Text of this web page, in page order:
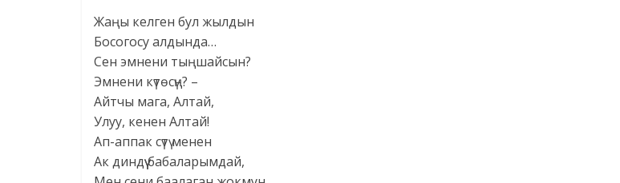
Жаңы келген бул жылдын
Босогосу алдында…
Сен эмнени тыңшайсын?
Эмнени күтөсүң? –
Айтчы мага, Алтай,
Улуу, кенен Алтай!
Ап-аппак сүтү менен
Ак диндүү бабаларымдай,